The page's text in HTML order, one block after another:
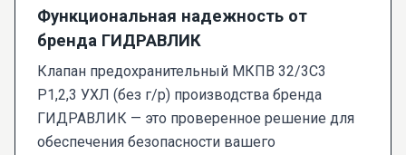
Функциональная надежность от
бренда ГИДРАВЛИК
Клапан предохранительный МКПВ 32/3С3
Р1,2,3 УХЛ (без г/р) производства бренда
ГИДРАВЛИК — это проверенное решение для
обеспечения безопасности вашего